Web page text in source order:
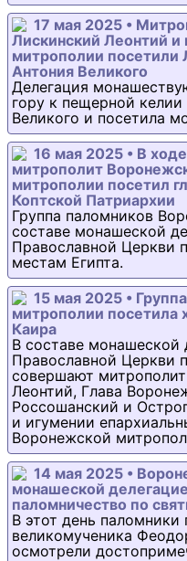
17 мая 2025 •
Лискинский Леонтий
митрополии посетили
Антония Великого
Делегация
гору к пещерной
Великого и посетила
16 мая 2025 • В
митрополит
митрополии посетил
Коптской Патриархии
Группа паломников
составе монашеской
Православной Церкви
местам Египта.
15 мая 2025 •
митрополии посетила
Каира
В составе монашеской
Православной Церкви
совершают
Леонтий, Глава
Россошанский и
и игумении
Воронежской
14 мая 2025 •
монашеской
паломничество по
В этот день
великомученика
осмотрели